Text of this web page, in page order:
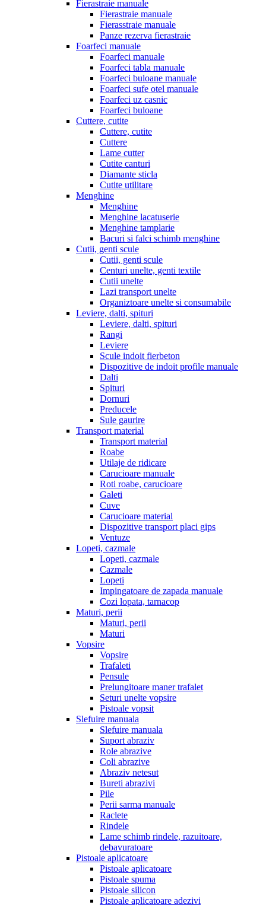
Fierastraie manuale
Fierastraie manuale
Fierasstraie manuale
Panze rezerva fierastraie
Foarfeci manuale
Foarfeci manuale
Foarfeci tabla manuale
Foarfeci buloane manuale
Foarfeci sufe otel manuale
Foarfeci uz casnic
Foarfeci buloane
Cuttere, cutite
Cuttere, cutite
Cuttere
Lame cutter
Cutite canturi
Diamante sticla
Cutite utilitare
Menghine
Menghine
Menghine lacatuserie
Menghine tamplarie
Bacuri si falci schimb menghine
Cutii, genti scule
Cutii, genti scule
Centuri unelte, genti textile
Cutii unelte
Lazi transport unelte
Organiztoare unelte si consumabile
Leviere, dalti, spituri
Leviere, dalti, spituri
Rangi
Leviere
Scule indoit fierbeton
Dispozitive de indoit profile manuale
Dalti
Spituri
Dornuri
Preducele
Sule gaurire
Transport material
Transport material
Roabe
Utilaje de ridicare
Carucioare manuale
Roti roabe, carucioare
Galeti
Cuve
Carucioare material
Dispozitive transport placi gips
Ventuze
Lopeti, cazmale
Lopeti, cazmale
Cazmale
Lopeti
Impingatoare de zapada manuale
Cozi lopata, tarnacop
Maturi, perii
Maturi, perii
Maturi
Vopsire
Vopsire
Trafaleti
Pensule
Prelungitoare maner trafalet
Seturi unelte vopsire
Pistoale vopsit
Slefuire manuala
Slefuire manuala
Suport abraziv
Role abrazive
Coli abrazive
Abraziv netesut
Bureti abrazivi
Pile
Perii sarma manuale
Raclete
Rindele
Lame schimb rindele, razuitoare,
debavuratoare
Pistoale aplicatoare
Pistoale aplicatoare
Pistoale spuma
Pistoale silicon
Pistoale aplicatoare adezivi